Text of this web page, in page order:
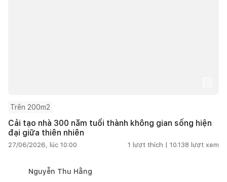
Trên 200m2
Cải tạo nhà 300 năm tuổi thành không gian sống hiện
đại giữa thiên nhiên
27/06/2026, lúc 10:00 1 lượt thích | 10.138 lượt xem
Nguyễn Thu Hằng